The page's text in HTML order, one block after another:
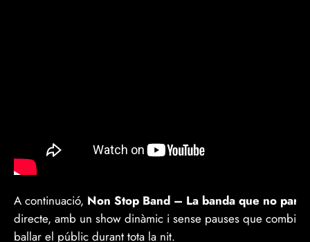
A continuació, Non Stop Band – La banda que no para
directe, amb un show dinàmic i sense pauses que
ballar el públic durant tota la nit.